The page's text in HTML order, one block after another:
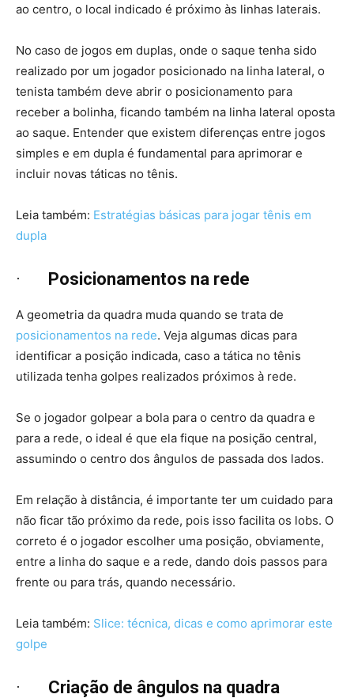
ao centro, o local indicado é próximo às linhas laterais.
No caso de jogos em duplas, onde o saque tenha sido
realizado por um jogador posicionado na linha lateral, o
tenista também deve abrir o posicionamento para
receber a bolinha, ficando também na linha lateral oposta
ao saque. Entender que existem diferenças entre jogos
simples e em dupla é fundamental para aprimorar e
incluir novas táticas no tênis.
Leia também: Estratégias básicas para jogar tênis em
dupla
· Posicionamentos na rede
A geometria da quadra muda quando se trata de
posicionamentos na rede. Veja algumas dicas para
identificar a posição indicada, caso a tática no tênis
utilizada tenha golpes realizados próximos à rede.
Se o jogador golpear a bola para o centro da quadra e
para a rede, o ideal é que ela fique na posição central,
assumindo o centro dos ângulos de passada dos lados.
Em relação à distância, é importante ter um cuidado para
não ficar tão próximo da rede, pois isso facilita os lobs. O
correto é o jogador escolher uma posição, obviamente,
entre a linha do saque e a rede, dando dois passos para
frente ou para trás, quando necessário.
Leia também: Slice: técnica, dicas e como aprimorar este
golpe
· Criação de ângulos na quadra